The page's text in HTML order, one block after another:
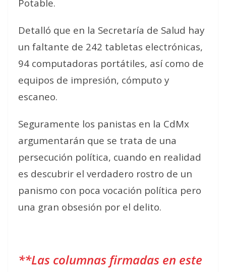
Potable.
Detalló que en la Secretaría de Salud hay
un faltante de 242 tabletas electrónicas,
94 computadoras portátiles, así como de
equipos de impresión, cómputo y
escaneo.
Seguramente los panistas en la CdMx
argumentarán que se trata de una
persecución política, cuando en realidad
es descubrir el verdadero rostro de un
panismo con poca vocación política pero
una gran obsesión por el delito.
**Las columnas firmadas en este